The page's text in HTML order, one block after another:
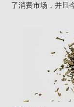
了消费市场，并且